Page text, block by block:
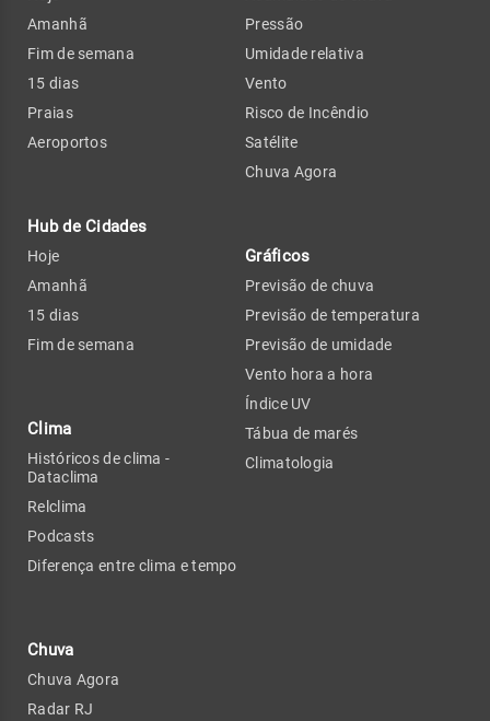
Amanhã
Fim de semana
15 dias
Praias
Aeroportos
Hub de Cidades
Hoje
Amanhã
15 dias
Fim de semana
Clima
Históricos de clima -
Dataclima
Relclima
Podcasts
Diferença entre clima e tempo
Chuva
Chuva Agora
Radar RJ
Pressão
Umidade relativa
Vento
Risco de Incêndio
Satélite
Chuva Agora
Gráficos
Previsão de chuva
Previsão de temperatura
Previsão de umidade
Vento hora a hora
Índice UV
Tábua de marés
Climatologia